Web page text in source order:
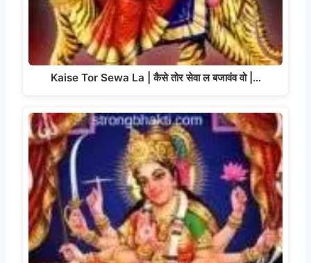
Kaise Tor Sewa La | कैसे तोर सेवा ल बजावंव वो |…